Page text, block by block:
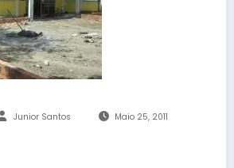
Junior Santos Maio 25, 2011